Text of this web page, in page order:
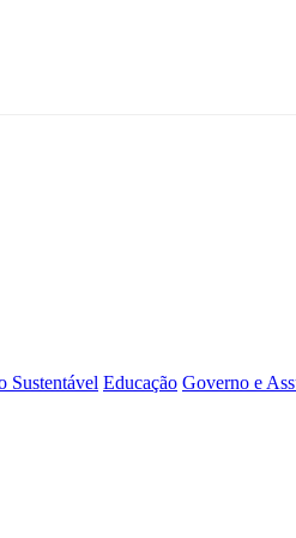
Sustentável Educação Governo e